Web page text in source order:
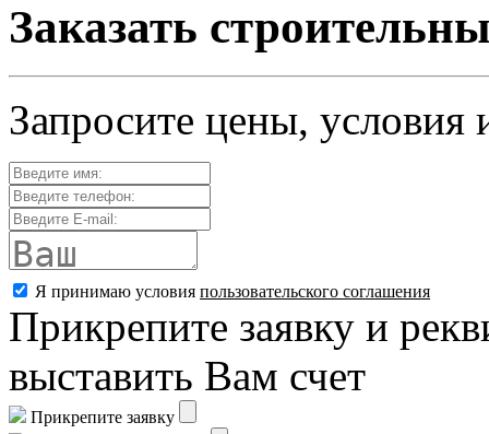
Заказать
Запросите цены, условия
Я принимаю условия пользовательского соглашения
Прикрепите заявку и
выставить Вам счет
Прикрепите заявку